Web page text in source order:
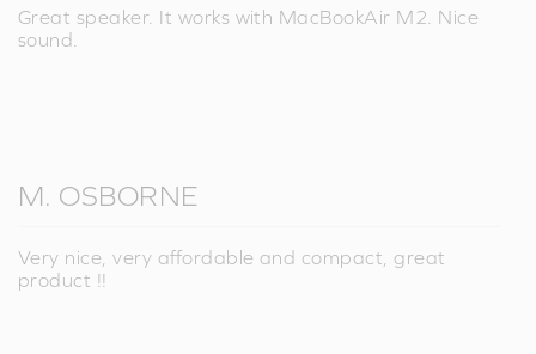
Great speaker. It works with MacBookAir M2. Nice
sound.
M. OSBORNE
Very nice, very affordable and compact, great
product !!